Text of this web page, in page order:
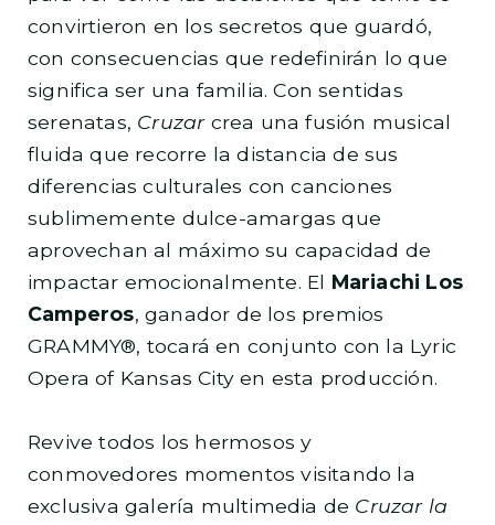
convirtieron en los secretos que guardó,
con consecuencias que redefinirán lo que
significa ser una familia. Con sentidas
serenatas, Cruzarcrea una fusión musical
fluida que recorre la distancia de sus
diferencias culturales con canciones
sublimemente dulce-amargas que
aprovechan al máximo su capacidad de
impactar emocionalmente. El Mariachi Los
Camperos, ganador de los premios
GRAMMY®, tocará en conjunto con la Lyric
Opera of Kansas City en esta producción.
Revive todos los hermosos y
conmovedores momentos visitando la
exclusiva galería multimedia de Cruzar la